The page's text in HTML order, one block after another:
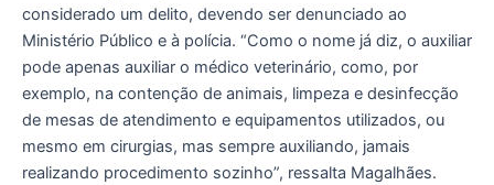
considerado um delito, devendo ser denunciado ao
Ministério Público e à polícia. “Como o nome já diz, o auxiliar
pode apenas auxiliar o médico veterinário, como, por
exemplo, na contenção de animais, limpeza e desinfecção
de mesas de atendimento e equipamentos utilizados, ou
mesmo em cirurgias, mas sempre auxiliando, jamais
realizando procedimento sozinho”, ressalta Magalhães.